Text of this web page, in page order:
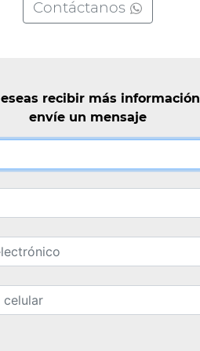
Contáctanos
recibir más información
envíe un mensaje